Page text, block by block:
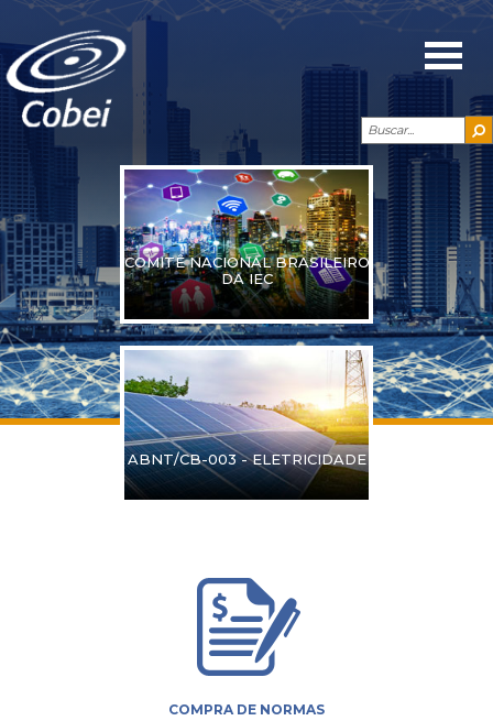
COMITÊ NACIONAL BRASILEIRO
DA IEC
ABNT/CB-003 - ELETRICIDADE
COMPRA DE NORMAS